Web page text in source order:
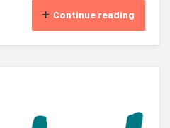
Continue reading